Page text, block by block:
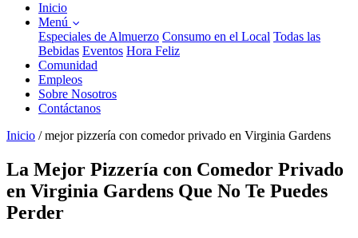
Inicio
Menú
Especiales de Almuerzo Consumo en el Local Todas las
Bebidas Eventos Hora Feliz
Comunidad
Empleos
Sobre Nosotros
Contáctanos
Inicio / mejor pizzería con comedor privado en Virginia Gardens
La Mejor Pizzería con Comedor Privado
en Virginia Gardens Que No Te Puedes
Perder